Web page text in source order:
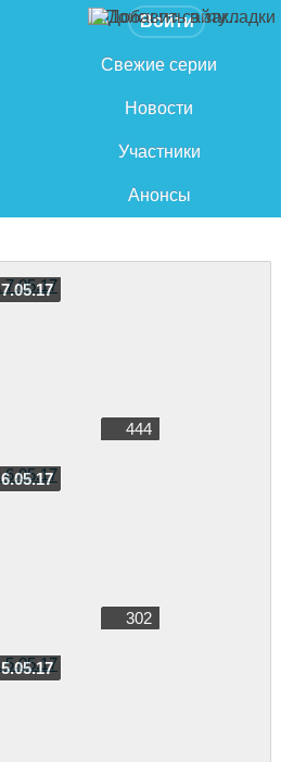
Войти
Свежие серии
Новости
Участники
Анонсы
444
302